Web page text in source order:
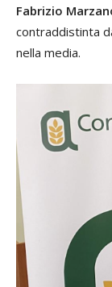
Fabrizio
contraddistinta
nella media.